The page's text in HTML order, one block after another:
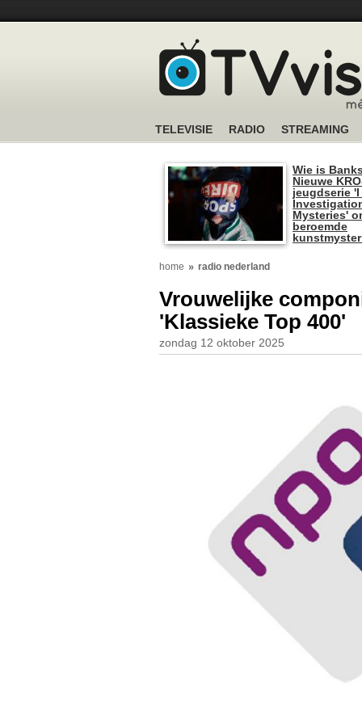
TELEVISIE RADIO STREAMING
Wie is
Nieuwe
jeugdserie 'I
Mysteries'
beroemde
home radio nederland
Vrouwelijke
'Klassieke Top 400'
zondag 12 oktober 2025